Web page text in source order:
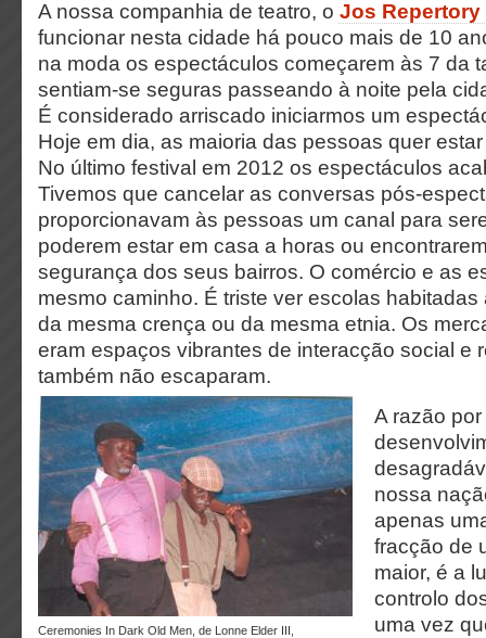
A nossa companhia de teatro, o Jos Repertory
funcionar nesta cidade há pouco mais de 10
na moda os espectáculos começarem às 7 da
sentiam-se seguras passeando à noite pela
É considerado arriscado iniciarmos um
Hoje em dia, as maioria das pessoas quer
No último festival em 2012 os espectáculos
Tivemos que cancelar as conversas pós-
proporcionavam às pessoas um canal para
poderem estar em casa a horas ou
segurança dos seus bairros. O comércio e as
mesmo caminho. É triste ver escolas
da mesma crença ou da mesma etnia. Os
eram espaços vibrantes de interacção social e
também não escaparam.
Ceremonies In Dark Old Men, de Lonne Elder III,
A razão
nossa
apenas
fracção de
maior, é a
controlo
uma vez